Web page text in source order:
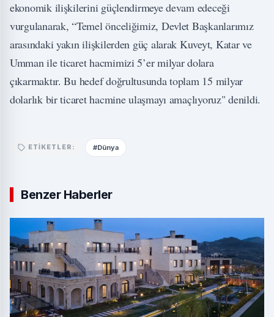
ekonomik ilişkilerini güçlendirmeye devam edeceği
vurgulanarak, “Temel önceliğimiz, Devlet Başkanlarımız
arasındaki yakın ilişkilerden güç alarak Kuveyt, Katar ve
Umman ile ticaret hacmimizi 5’er milyar dolara
çıkarmaktır. Bu hedef doğrultusunda toplam 15 milyar
dolarlık bir ticaret hacmine ulaşmayı amaçlıyoruz" denildi.
ETIKETLER: #Dünya
Benzer Haberler